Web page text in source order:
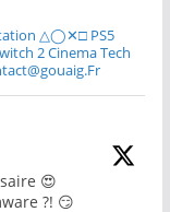
△◯✕□ PS5
2 Cinema Tech
😍
?! 😏